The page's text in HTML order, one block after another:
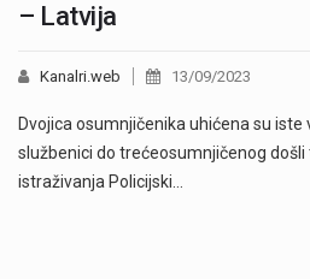
– Latvija
Kanalri.web 13/09/2023
Dvojica osumnjičenika uhićena su iste
službenici do trećeosumnjičenog
istraživanja Policijski…